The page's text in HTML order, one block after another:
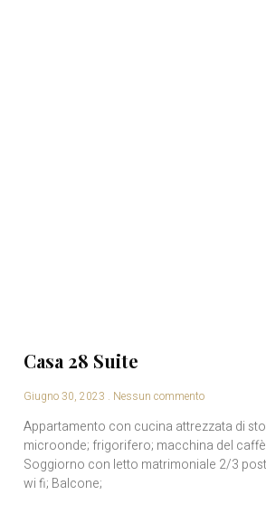
Casa 28 Suite
Giugno 30, 2023 Nessun commento
Appartamento con cucina attrezzata di
microonde; frigorifero; macchina del
Soggiorno con letto matrimoniale 2/3
wi fi; Balcone;